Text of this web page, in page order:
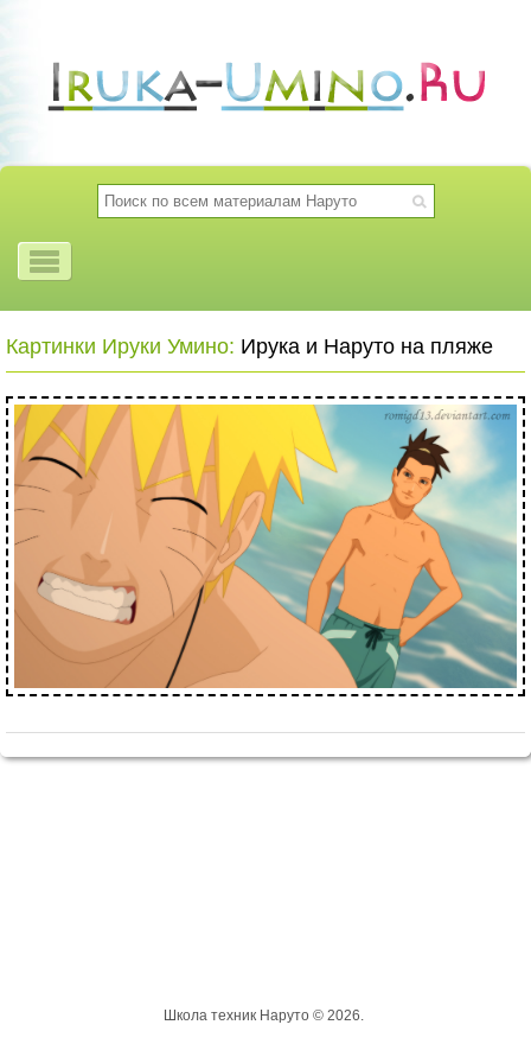
Картинки Ируки Умино: Ирука и Наруто на пляже
Школа техник Наруто © 2026.